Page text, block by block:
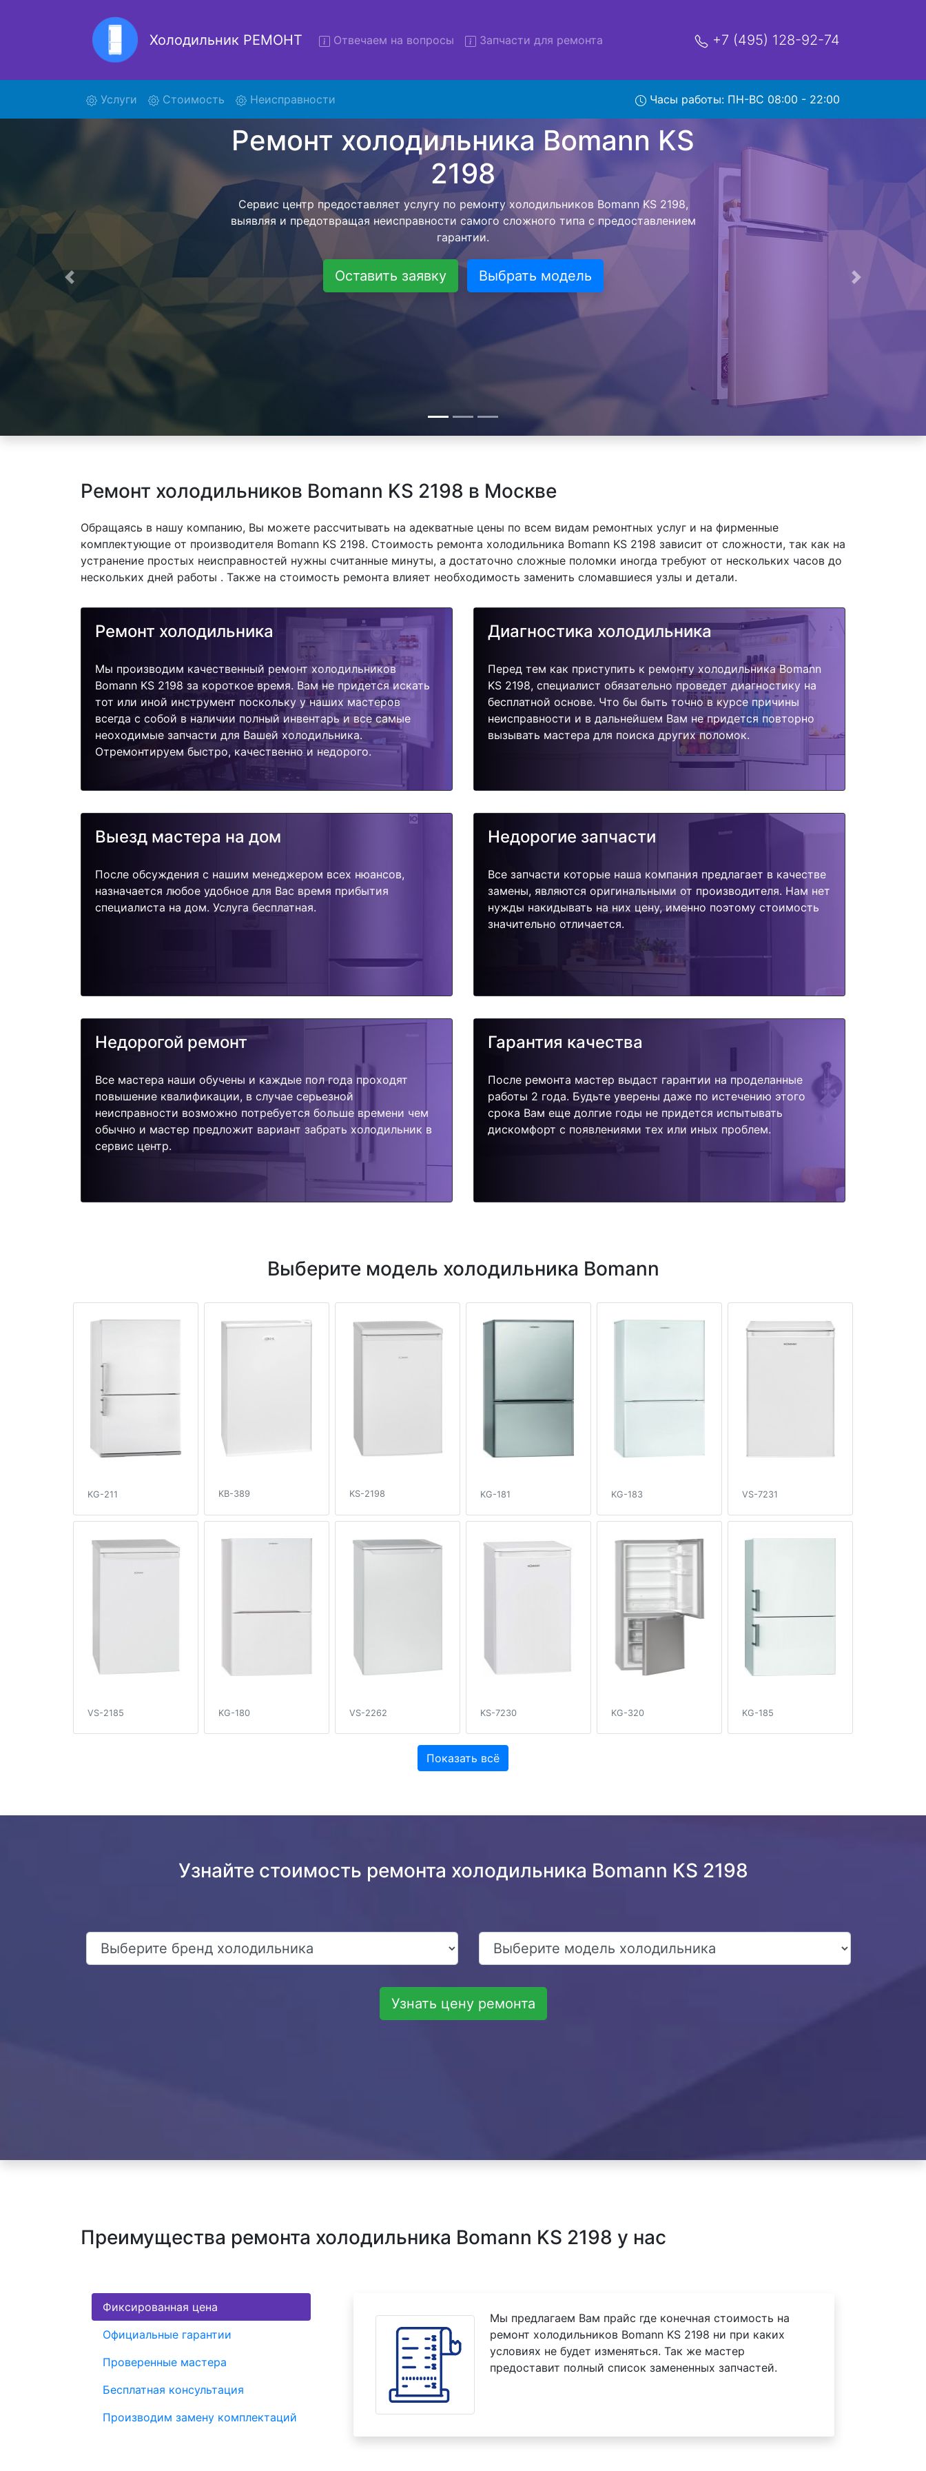
Холодильник РЕМОНТ Отвечаем на вопросы Запчасти для ремонта +7 (495) 128-92-74
Услуги (current)Стоимость Неисправности Часы работы: ПН-ВС 08:00 - 22:00
Ремонт холодильников с вывозом - чтобы клиент не тратил свое время и деньги на
поиски курьерской службы, наш мастер сам заберет холодильник Bomann KS 2198
и отвезет в сервисный центр. Ремонт холодильника Bomann KS 2198
осуществляется внутри сервисного центра, тем самым Вам не предстоит ожидать
мастера как закончит с ремонтом. Перед тем как холодильная техника сдается,
согласовывается конечная стоимость работ и в дальнейшем фиксируется.
Перечень бесплатных услуг от компании - Доставка холодильников , выезд
специалиста, консультирование и диагностика.
Оставить заявку Выбрать модель
Предыдущая Следующая
Ремонт холодильников Bomann KS 2198 в Москве
Обращаясь в нашу компанию, Вы можете рассчитывать на адекватные цены по всем видам ремонтных услуг и на фирменные
комплектующие от производителя Bomann KS 2198. Стоимость ремонта холодильника Bomann KS 2198 зависит от сложности, так как на
устранение простых неисправностей нужны считанные минуты, а достаточно сложные поломки иногда требуют от нескольких часов до
нескольких дней работы . Также на стоимость ремонта влияет необходимость заменить сломавшиеся узлы и детали.
Ремонт холодильника
Мы производим качественный ремонт холодильников
Bomann KS 2198 за короткое время. Вам не придется искать
тот или иной инструмент поскольку у наших мастеров
всегда с собой в наличии полный инвентарь и все самые
неоходимые запчасти для Вашей холодильника.
Отремонтируем быстро, качественно и недорого.
Диагностика холодильника
Перед тем как приступить к ремонту холодильника Bomann
KS 2198, специалист обязательно проведет диагностику на
бесплатной основе. Что бы быть точно в курсе причины
неисправности и в дальнейшем Вам не придется повторно
вызывать мастера для поиска других поломок.
Выезд мастера на дом
После обсуждения с нашим менеджером всех нюансов,
назначается любое удобное для Вас время прибытия
специалиста на дом. Услуга бесплатная.
Недорогие запчасти
Все запчасти которые наша компания предлагает в качестве
замены, являются оригинальными от производителя. Нам нет
нужды накидывать на них цену, именно поэтому стоимость
значительно отличается.
Недорогой ремонт
Все мастера наши обучены и каждые пол года проходят
повышение квалификации, в случае серьезной
неисправности возможно потребуется больше времени чем
обычно и мастер предложит вариант забрать холодильник в
сервис центр.
Гарантия качества
После ремонта мастер выдаст гарантии на проделанные
работы 2 года. Будьте уверены даже по истечению этого
срока Вам еще долгие годы не придется испытывать
дискомфорт с появлениями тех или иных проблем.
Выберите модель холодильника Bomann
KG-211 KB-389 KS-2198 KG-181 KG-183 VS-7231
VS-2185 KG-180 VS-2262 KS-7230 KG-320 KG-185
Показать всё
Узнайте стоимость ремонта холодильника Bomann KS 2198
Узнать цену ремонта
Преимущества ремонта холодильника Bomann KS 2198 у нас
Фиксированная цена
Официальные гарантии
Проверенные мастера
Бесплатная консультация
Производим замену комплектаций
Мы предлагаем Вам прайс где конечная стоимость на
ремонт холодильников Bomann KS 2198 ни при каких
условиях не будет изменяться. Так же мастер
предоставит полный список замененных запчастей.